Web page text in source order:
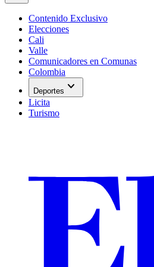
Contenido Exclusivo
Elecciones
Cali
Valle
Comunicadores en Comunas
Colombia
Deportes expand_more
Licita
Turismo